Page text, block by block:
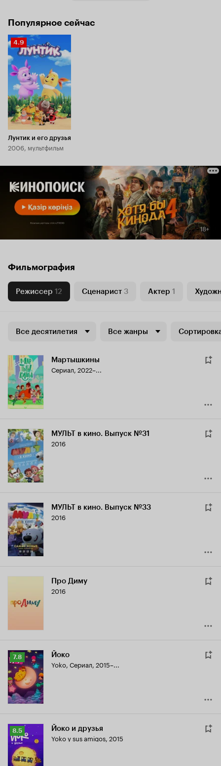
Популярное сейчас
Рейтинг
Кинопоиска
4.9
4.9
Лунтик и его друзья
2006, мультфильм
Фильмография
Режиссер 12 Сценарист 3 Актер 1
Все десятилетия Все жанры
Мартышкины
Сериал, 2022–...
МУЛЬТ в кино. Выпуск №31
2016
МУЛЬТ в кино. Выпуск №33
2016
Про Диму
2016
Рейтинг
Кинопоиска
7.8
7.8 Йоко
Yoko, Сериал, 2015–...
Рейтинг
Кинопоиска
8.5
8.5 Йоко и друзья
Yoko y sus amigos, 2015